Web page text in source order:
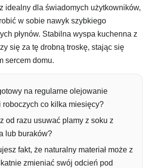
idealny dla świadomych użytkowników,
w sobie nawyk szybkiego
płynów. Stabilna wyspa kuchenna z
się za tę drobną troskę, stając się
sercem domu.
na regularne olejowanie
roboczych co kilka miesięcy?
od razu usuwać plamy z soku z
lub buraków?
fakt, że naturalny materiał może z
zmieniać swój odcień pod